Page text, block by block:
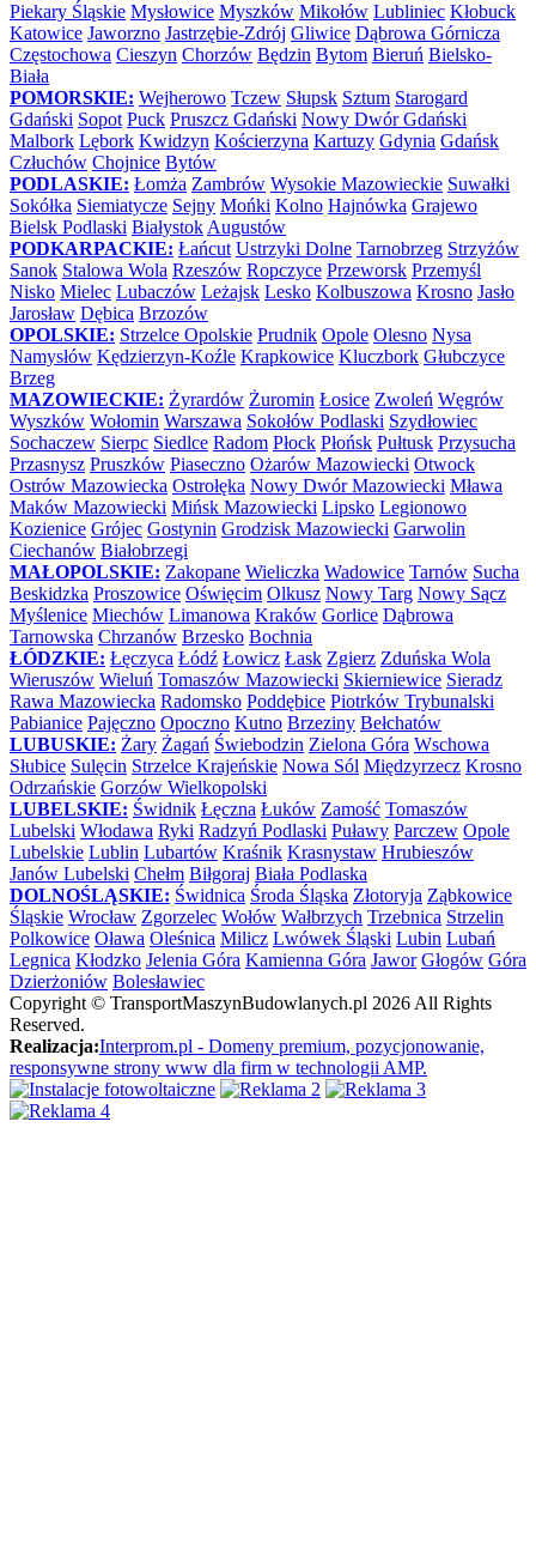
Piekary Śląskie Mysłowice Myszków Mikołów Lubliniec Kłobuck
Katowice Jaworzno Jastrzębie-Zdrój Gliwice Dąbrowa Górnicza
Częstochowa Cieszyn Chorzów Będzin Bytom Bieruń Bielsko-
Biała
POMORSKIE: Wejherowo Tczew Słupsk Sztum Starogard
Gdański Sopot Puck Pruszcz Gdański Nowy Dwór Gdański
Malbork Lębork Kwidzyn Kościerzyna Kartuzy Gdynia Gdańsk
Człuchów Chojnice Bytów
PODLASKIE: Łomża Zambrów Wysokie Mazowieckie Suwałki
Sokółka Siemiatycze Sejny Mońki Kolno Hajnówka Grajewo
Bielsk Podlaski Białystok Augustów
PODKARPACKIE: Łańcut Ustrzyki Dolne Tarnobrzeg Strzyżów
Sanok Stalowa Wola Rzeszów Ropczyce Przeworsk Przemyśl
Nisko Mielec Lubaczów Leżajsk Lesko Kolbuszowa Krosno Jasło
Jarosław Dębica Brzozów
OPOLSKIE: Strzelce Opolskie Prudnik Opole Olesno Nysa
Namysłów Kędzierzyn-Koźle Krapkowice Kluczbork Głubczyce
Brzeg
MAZOWIECKIE: Żyrardów Żuromin Łosice Zwoleń Węgrów
Wyszków Wołomin Warszawa Sokołów Podlaski Szydłowiec
Sochaczew Sierpc Siedlce Radom Płock Płońsk Pułtusk Przysucha
Przasnysz Pruszków Piaseczno Ożarów Mazowiecki Otwock
Ostrów Mazowiecka Ostrołęka Nowy Dwór Mazowiecki Mława
Maków Mazowiecki Mińsk Mazowiecki Lipsko Legionowo
Kozienice Grójec Gostynin Grodzisk Mazowiecki Garwolin
Ciechanów Białobrzegi
MAŁOPOLSKIE: Zakopane Wieliczka Wadowice Tarnów Sucha
Beskidzka Proszowice Oświęcim Olkusz Nowy Targ Nowy Sącz
Myślenice Miechów Limanowa Kraków Gorlice Dąbrowa
Tarnowska Chrzanów Brzesko Bochnia
ŁÓDZKIE: Łęczyca Łódź Łowicz Łask Zgierz Zduńska Wola
Wieruszów Wieluń Tomaszów Mazowiecki Skierniewice Sieradz
Rawa Mazowiecka Radomsko Poddębice Piotrków Trybunalski
Pabianice Pajęczno Opoczno Kutno Brzeziny Bełchatów
LUBUSKIE: Żary Żagań Świebodzin Zielona Góra Wschowa
Słubice Sulęcin Strzelce Krajeńskie Nowa Sól Międzyrzecz Krosno
Odrzańskie Gorzów Wielkopolski
LUBELSKIE: Świdnik Łęczna Łuków Zamość Tomaszów
Lubelski Włodawa Ryki Radzyń Podlaski Puławy Parczew Opole
Lubelskie Lublin Lubartów Kraśnik Krasnystaw Hrubieszów
Janów Lubelski Chełm Biłgoraj Biała Podlaska
DOLNOŚLĄSKIE: Świdnica Środa Śląska Złotoryja Ząbkowice
Śląskie Wrocław Zgorzelec Wołów Wałbrzych Trzebnica Strzelin
Polkowice Oława Oleśnica Milicz Lwówek Śląski Lubin Lubań
Legnica Kłodzko Jelenia Góra Kamienna Góra Jawor Głogów Góra
Dzierżoniów Bolesławiec
Copyright © TransportMaszynBudowlanych.pl 2026 All Rights
Reserved.
Realizacja:Interprom.pl - Domeny premium, pozycjonowanie,
responsywne strony www dla firm w technologii AMP.